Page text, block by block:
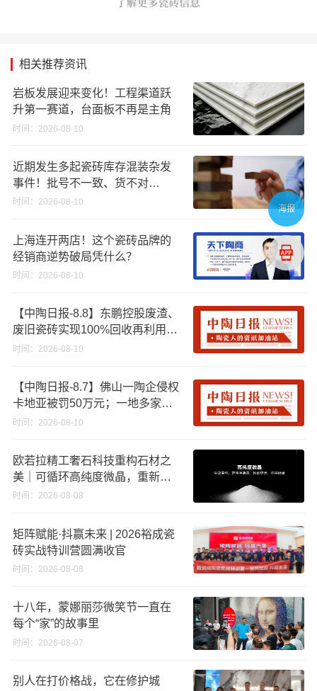
相关推荐资讯
岩板发展迎来变化！工程渠道跃
升第一赛道，台面板不再是主角
时间：2026-08-10
近期发生多起瓷砖库存混装杂发
事件！批号不一致、货不对
板……
时间：2026-08-10
上海连开两店！这个瓷砖品牌的
经销商逆势破局凭什么？
时间：2026-08-10
【中陶日报-8.8】东鹏控股废渣、
废旧瓷砖实现100%回收再利用；
江西一陶企资产将以2670.88万起
合格
时间：2026-08-10
【中陶日报-8.7】佛山一陶企侵权
卡地亚被罚50万元；一地多家陶
企将涨价；福建持续推进“煤改气”
时间：2026-08-10
欧若拉精工奢石科技重构石材之
美｜可循环高纯度微晶，重新定
义高端奢石原料
时间：2026-08-08
矩阵赋能·抖赢未来 | 2026裕成瓷
砖实战特训营圆满收官
时间：2026-08-08
十八年，蒙娜丽莎微笑节一直在
每个“家”的故事里
时间：2026-08-07
别人在打价格战，它在修护城
海报